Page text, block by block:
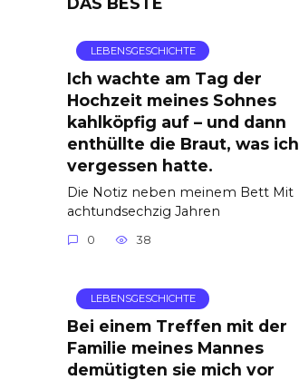
LEBENSGESCHICHTE
Ich wachte am Tag der
Hochzeit meines Sohnes
kahlköpfig auf – und dann
enthüllte die Braut, was ich
vergessen hatte.
Die Notiz neben meinem Bett Mit
achtundsechzig Jahren
0 38
LEBENSGESCHICHTE
Bei einem Treffen mit der
Familie meines Mannes
demütigten sie mich vor